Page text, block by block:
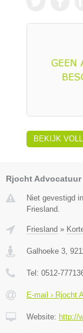
BEKIJK
Rjocht
Niet gevestigd
Friesland.
Friesland »
Galhoeke 3,
Tel: 0512-
E-mail › Rjocht
Website: http://